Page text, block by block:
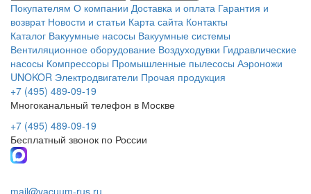
Покупателям О компании Доставка и оплата Гарантия и
возврат Новости и статьи Карта сайта Контакты
Каталог Вакуумные насосы Вакуумные системы
Вентиляционное оборудование Воздуходувки Гидравлические
насосы Компрессоры Промышленные пылесосы Аэроножи
UNOKOR Электродвигатели Прочая продукция
+7 (495) 489-09-19
Многоканальный телефон в Москве
+7 (495) 489-09-19
Бесплатный звонок по России
mail@vacuum-rus.ru